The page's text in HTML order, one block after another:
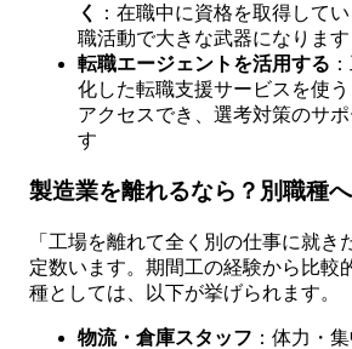
く
：在職中に資格を取得して
職活動で大きな武器になります
転職エージェントを活用する
化した転職支援サービスを使
アクセスでき、選考対策のサ
す
製造業を離れるなら？別職種
「工場を離れて全く別の仕事に就き
定数います。期間工の経験から比較
種としては、以下が挙げられます。
物流・倉庫スタッフ ：体力・